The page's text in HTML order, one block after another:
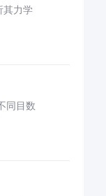
其力学
同目数